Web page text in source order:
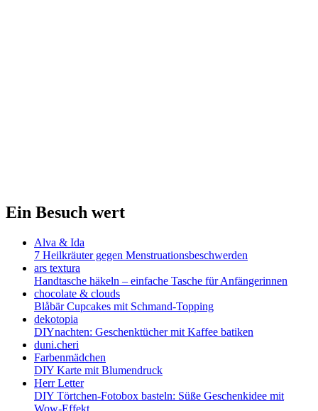
Ein Besuch wert
Alva & Ida
7 Heilkräuter gegen Menstruationsbeschwerden
ars textura
Handtasche häkeln – einfache Tasche für Anfängerinnen
chocolate & clouds
Blåbär Cupcakes mit Schmand-Topping
dekotopia
DIYnachten: Geschenktücher mit Kaffee batiken
duni.cheri
Farbenmädchen
DIY Karte mit Blumendruck
Herr Letter
DIY Törtchen-Fotobox basteln: Süße Geschenkidee mit
Wow-Effekt